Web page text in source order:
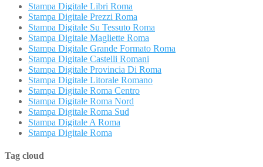
Stampa Digitale Libri Roma
Stampa Digitale Prezzi Roma
Stampa Digitale Su Tessuto Roma
Stampa Digitale Magliette Roma
Stampa Digitale Grande Formato Roma
Stampa Digitale Castelli Romani
Stampa Digitale Provincia Di Roma
Stampa Digitale Litorale Romano
Stampa Digitale Roma Centro
Stampa Digitale Roma Nord
Stampa Digitale Roma Sud
Stampa Digitale A Roma
Stampa Digitale Roma
Tag cloud